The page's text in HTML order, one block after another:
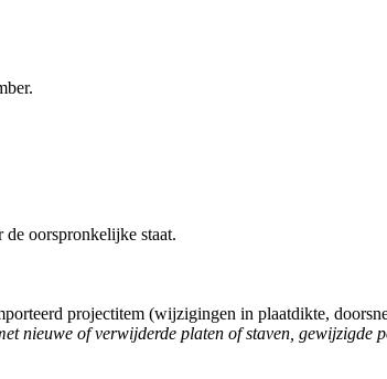
oorspronkelijke staat.
projectitem (wijzigingen in plaatdikte,
nieuwe of verwijderde platen of staven, gewijzigde